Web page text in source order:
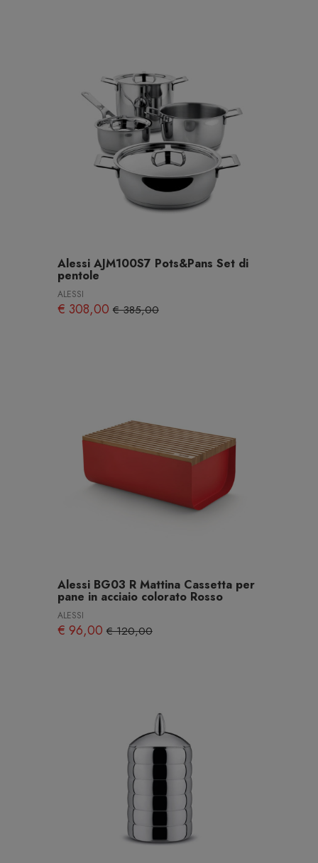
Alessi AJM100S7 Pots&Pans Set di
pentole
ALESSI
€ 308,00€ 385,00
Alessi BG03 R Mattina Cassetta per
pane in acciaio colorato Rosso
ALESSI
€ 96,00€ 120,00